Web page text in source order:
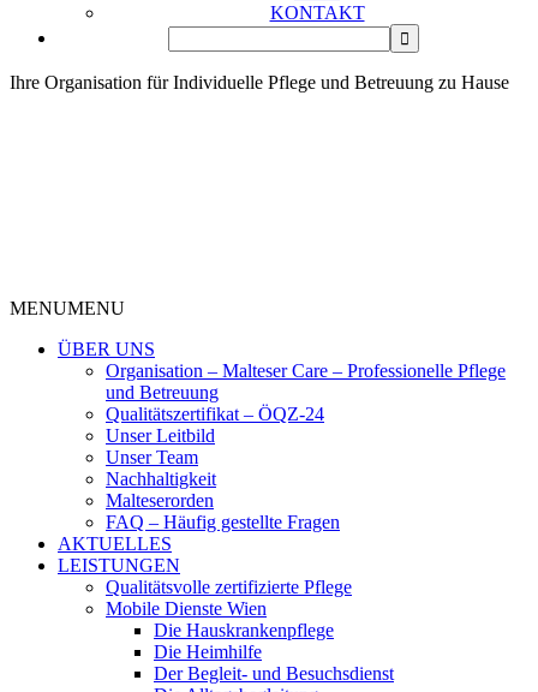
KONTAKT
Ihre Organisation für Individuelle Pflege und Betreuung zu Hause
MENUMENU
ÜBER UNS
Organisation – Malteser Care – Professionelle Pflege
und Betreuung
Qualitätszertifikat – ÖQZ-24
Unser Leitbild
Unser Team
Nachhaltigkeit
Malteserorden
FAQ – Häufig gestellte Fragen
AKTUELLES
LEISTUNGEN
Qualitätsvolle zertifizierte Pflege
Mobile Dienste Wien
Die Hauskrankenpflege
Die Heimhilfe
Der Begleit- und Besuchsdienst